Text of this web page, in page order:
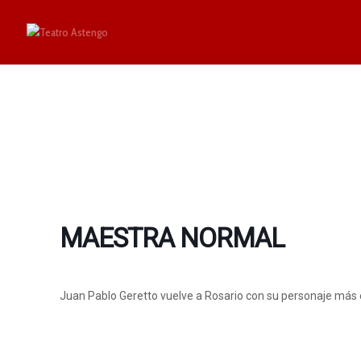
MAESTRA NORMAL
Juan Pablo Geretto vuelve a Rosario con su personaje